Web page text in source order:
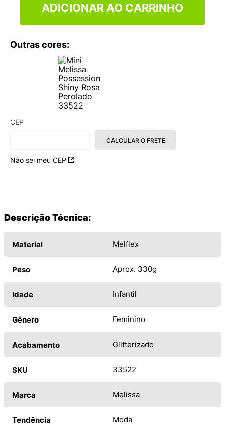
ADICIONAR AO CARRINHO
Outras cores:
CEP
Não sei meu CEP
CALCULAR O FRETE
Descrição Técnica:
Material Melflex
Peso Aprox. 330g
Idade Infantil
Gênero Feminino
Acabamento Glitterizado
SKU 33522
Marca Melissa
Tendência Moda